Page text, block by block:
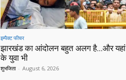
इम्पैक्ट फीचर
झारखंड का आंदोलन बहुत अलग है…और यहां
के युवा भी
शुभजिता - August 6, 2026